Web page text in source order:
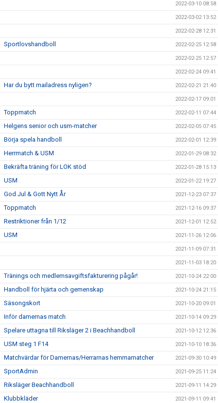
2022-03-10 08:58
2022-03-02 13:52
2022-02-28 12:31
Sportlovshandboll 2022-02-25 12:58
2022-02-25 12:57
2022-02-24 09:41
Har du bytt mailadress nyligen? 2022-02-21 21:40
2022-02-17 09:01
Toppmatch 2022-02-11 07:44
Helgens senior och usm-matcher 2022-02-05 07:45
Börja spela handboll 2022-02-01 12:39
Herrmatch & USM 2022-01-29 08:32
Bekräfta träning för LOK stöd 2022-01-28 15:13
USM 2022-01-22 19:27
God Jul & Gott Nytt År 2021-12-23 07:37
Toppmatch 2021-12-16 09:37
Restriktioner från 1/12 2021-12-01 12:52
USM 2021-11-26 12:06
2021-11-09 07:31
2021-11-03 18:20
Tränings och medlemsavgiftsfakturering pågår! 2021-10-24 22:00
Handboll för hjärta och gemenskap 2021-10-24 21:15
Säsongskort 2021-10-20 09:01
Inför damernas match 2021-10-14 09:29
Spelare uttagna till Riksläger 2 i Beachhandboll 2021-10-12 12:36
USM steg 1 F14 2021-10-10 18:36
Matchvärdar för Damernas/Herrarnas hemmamatcher 2021-09-30 10:49
SportAdmin 2021-09-25 11:24
Riksläger Beachhandboll 2021-09-11 14:29
Klubbkläder 2021-09-11 09:41